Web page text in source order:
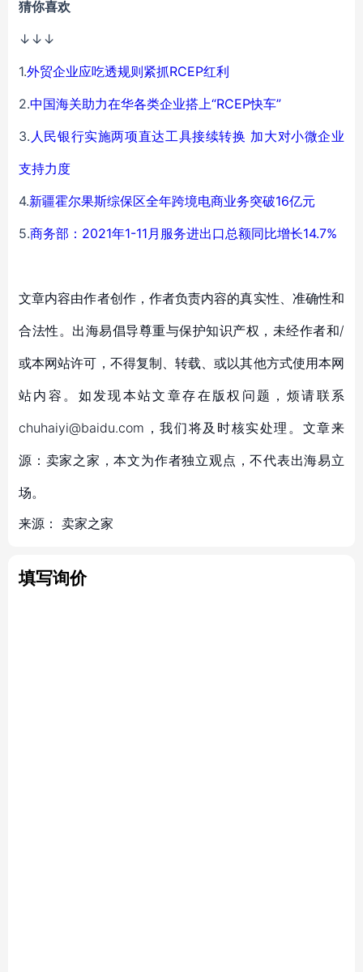
猜你喜欢
↓↓↓
1.外贸企业应吃透规则紧抓RCEP红利
2.中国海关助力在华各类企业搭上“RCEP快车”
3. 人民银行实施两项直达工具接续转换 加大对小微企业
支持力度
4.新疆霍尔果斯综保区全年跨境电商业务突破16亿元
5.商务部：2021年1-11月服务进出口总额同比增长14.7%
文章内容由作者创作，作者负责内容的真实性、准确性和
合法性。出海易倡导尊重与保护知识产权，未经作者和/
或本网站许可，不得复制、转载、或以其他方式使用本网
站内容。如发现本站文章存在版权问题，烦请联系
chuhaiyi@baidu.com，我们将及时核实处理。文章来
源：卖家之家，本文为作者独立观点，不代表出海易立
场。
来源： 卖家之家
填写询价